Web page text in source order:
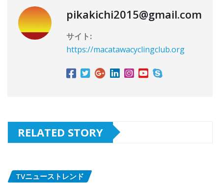
pikakichi2015@gmail.com
サイト:
https://macatawacyclingclub.org
RELATED STORY
TVニューストレンド